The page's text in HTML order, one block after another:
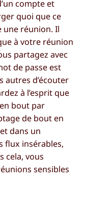
compte et
quoi que ce
réunion. Il
à votre réunion
partagez avec
de passe est
autres d’écouter
à l’esprit que
bout par
de bout en
dans un
flux insérables,
cela, vous
sensibles